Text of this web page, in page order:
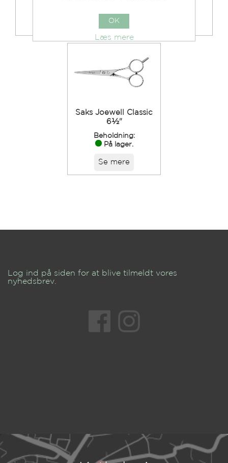
Saks Joewell Classic
6½"
Beholdning:
På lager.
Se mere
Log ind på siden for at blive tilmeldt vores
nyhedsbrev.
OK
Læs mere